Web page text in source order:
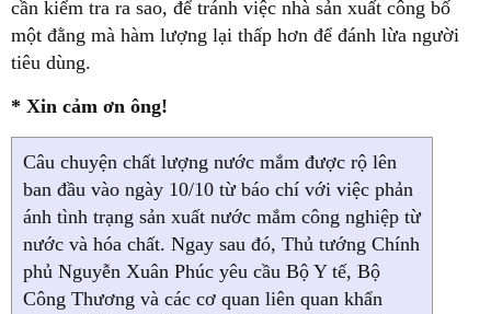
cần kiểm tra ra sao, để tránh việc nhà sản xuất công bố
một đằng mà hàm lượng lại thấp hơn để đánh lừa người
tiêu dùng.
* Xin cảm ơn ông!
Câu chuyện chất lượng nước mắm được rộ lên
ban đầu vào ngày 10/10 từ báo chí với việc phản
ánh tình trạng sản xuất nước mắm công nghiệp từ
nước và hóa chất. Ngay sau đó, Thủ tướng Chính
phủ Nguyễn Xuân Phúc yêu cầu Bộ Y tế, Bộ
Công Thương và các cơ quan liên quan khẩn